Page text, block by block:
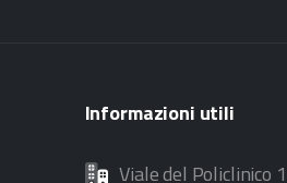
Informazioni utili
Viale del Policlinico